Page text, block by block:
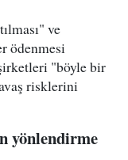
ve
ödenmesi
"böyle bir
risklerini
yönlendirme